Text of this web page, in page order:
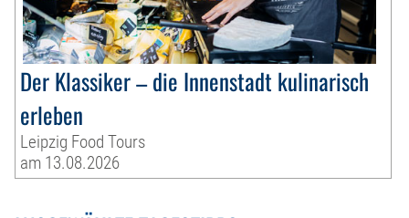
Der Klassiker – die Innenstadt kulinarisch
erleben
Leipzig Food Tours
am 13.08.2026